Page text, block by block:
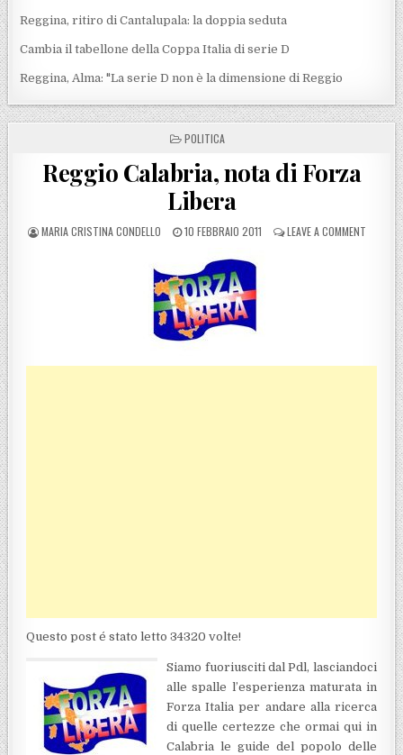
Reggina, ritiro di Cantalupala: la doppia seduta
Cambia il tabellone della Coppa Italia di serie D
Reggina, Alma: "La serie D non è la dimensione di Reggio
POSTED IN
POLITICA
Reggio Calabria, nota di Forza
Libera
POSTED BY
MARIA CRISTINA CONDELLO POSTED ON
10 FEBBRAIO 2011 LEAVE A COMMENT ON
Questo post é stato letto 34320 volte!
Siamo fuoriusciti dal Pdl, lasciandoci
alle spalle l’esperienza maturata in
Forza Italia per andare alla ricerca
di quelle certezze che ormai qui in
Calabria le guide del popolo delle